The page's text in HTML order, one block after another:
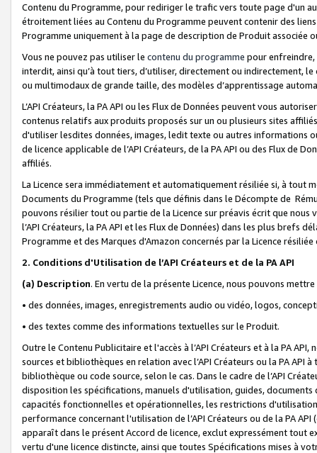
Contenu du Programme, pour rediriger le trafic vers toute page d'un
étroitement liées au Contenu du Programme peuvent contenir des
Programme uniquement à la page de description de Produit associée
Vous ne pouvez pas utiliser le contenu du programme pour
interdit, ainsi qu’à tout tiers, d’utiliser, directement ou indirectement,
ou multimodaux de grande taille, des modèles d’apprentissage
L’API Créateurs, la PA API ou les Flux de Données peuvent vous
contenus relatifs aux produits proposés sur un ou plusieurs sites
d'utiliser lesdites données, images, ledit texte ou autres informations
de licence applicable de l’API Créateurs, de la PA API ou des Flux de
affiliés.
La Licence sera immédiatement et automatiquement résiliée si, à
Documents du Programme (tels que définis dans le Décompte de
pouvons résilier tout ou partie de la Licence sur préavis écrit que
l’API Créateurs, la PA API et les Flux de Données) dans les plus
Programme et des Marques d'Amazon concernés par la Licence
2. Conditions d'Utilisation de l’API Créateurs et de la PA API
(a) Description. En vertu de la présente Licence, nous pouvons
• des données, images, enregistrements audio ou vidéo, logos,
• des textes comme des informations textuelles sur le Produit.
Outre le Contenu Publicitaire et l'accès à l’API Créateurs et à la PA
sources et bibliothèques en relation avec l’API Créateurs ou la PA
bibliothèque ou code source, selon le cas. Dans le cadre de l’API
disposition les spécifications, manuels d'utilisation, guides,
capacités fonctionnelles et opérationnelles, les restrictions
performance concernant l'utilisation de l’API Créateurs ou de la PA
apparaît dans le présent Accord de licence, exclut expressément tout
vertu d'une licence distincte, ainsi que toutes Spécifications mises à